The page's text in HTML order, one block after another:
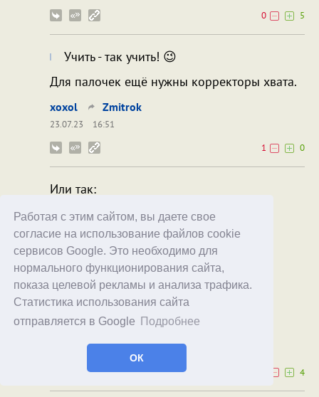
Работая с этим сайтом, вы даете свое
согласие на использование файлов cookie
сервисов Google. Это необходимо для
нормального функционирования сайта,
показа целевой рекламы и анализа трафика.
Статистика использования сайта
отправляется в Google
Подробнее
ОК
0
5
Учить - так учить! 😉
Для палочек ещё нужны корректоры хвата.
xoxol Zmitrok
23.07.23
16:51
1
0
Или так:
xoxol
4